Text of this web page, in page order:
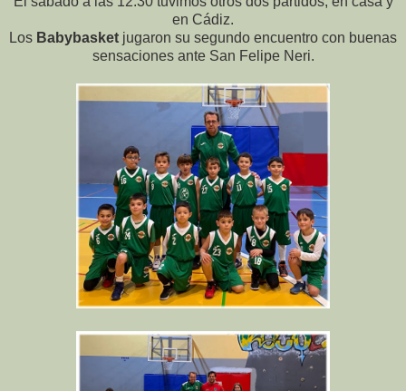
en Cádiz.
Los Babybasket jugaron su segundo encuentro con buenas
sensaciones ante San Felipe Neri.